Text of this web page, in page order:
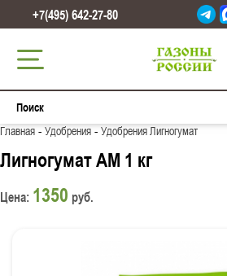
+7(495) 642-27-80
Главная-Удобрения-Удобрения Лигногумат
Лигногумат АМ 1 кг
Цена: 1350 руб.